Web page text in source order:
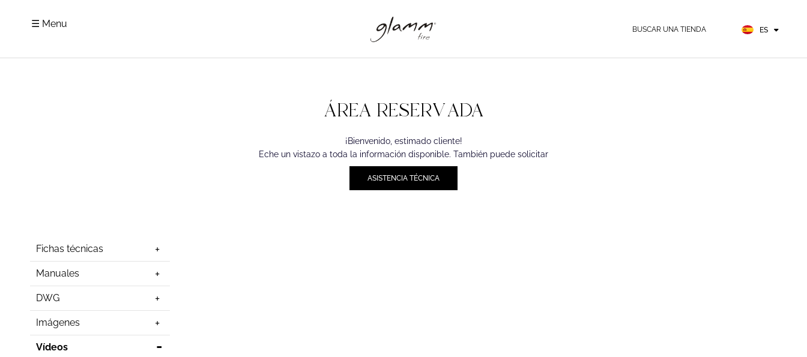
☰ Menu BUSCAR UNA TIENDA ES
DE
ÁREA RESERVADA
¡Bienvenido, estimado cliente!
Eche un vistazo a toda la información disponible. También puede solicitar
ASISTENCIA TÉCNICA
Fichas técnicas
Manuales
DWG
Imágenes
Vídeos